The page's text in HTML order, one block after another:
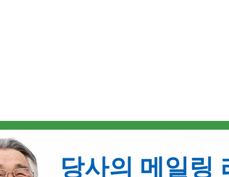
당사의 메일링